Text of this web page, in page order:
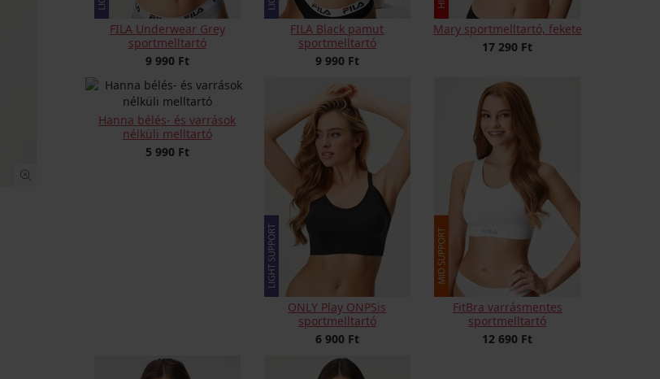
FILA Underwear Grey
sportmelltartó
9 990 Ft
FILA Black pamut
sportmelltartó
9 990 Ft
Mary sportmelltartó, fekete
17 290 Ft
Hanna bélés- és varrások
nélküli melltartó
5 990 Ft
ONLY Play ONPSis
sportmelltartó
6 900 Ft
FitBra varrásmentes
sportmelltartó
12 690 Ft